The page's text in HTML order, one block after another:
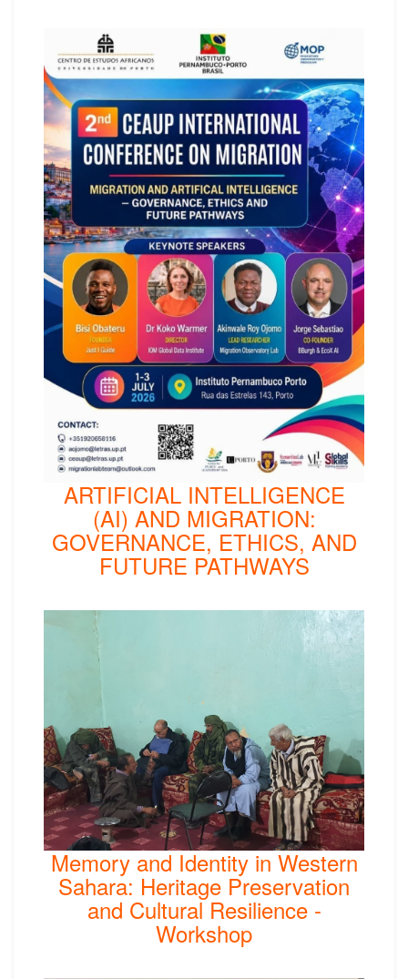
ARTIFICIAL INTELLIGENCE
(AI) AND MIGRATION:
GOVERNANCE, ETHICS, AND
FUTURE PATHWAYS
Memory and Identity in Western
Sahara: Heritage Preservation
and Cultural Resilience -
Workshop